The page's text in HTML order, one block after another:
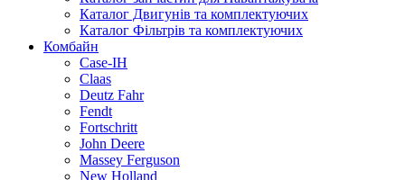
Каталог Двигунів та комплектуючих
Каталог Фільтрів та комплектуючих
Комбайн
Case-IH
Claas
Deutz Fahr
Fendt
Fortschritt
John Deere
Massey Ferguson
New Holland